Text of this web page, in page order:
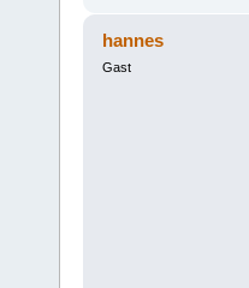
hannes
Gast